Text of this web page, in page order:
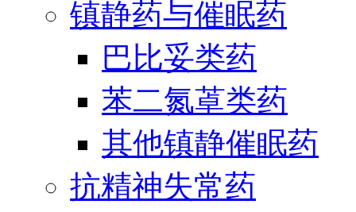
镇静药与催眠药
巴比妥类药
苯二氮䓬类药
其他镇静催眠药
抗精神失常药